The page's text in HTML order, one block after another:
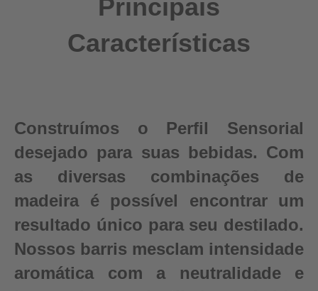
Principais
Características
Construímos o Perfil Sensorial
desejado para suas bebidas. Com
as diversas combinações de
madeira é possível encontrar um
resultado único para seu destilado.
Nossos barris mesclam intensidade
aromática com a neutralidade e